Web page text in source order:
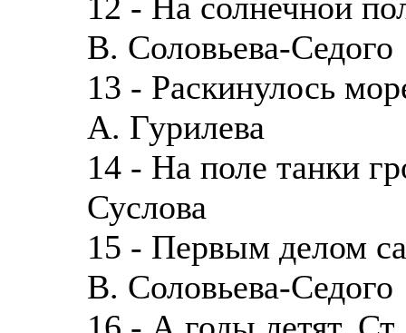
В. Соловьева-Седого
13 - Раскинулось
А. Гурилева
14 - На поле танки
Суслова
15 - Первым делом
В. Соловьева-Седого